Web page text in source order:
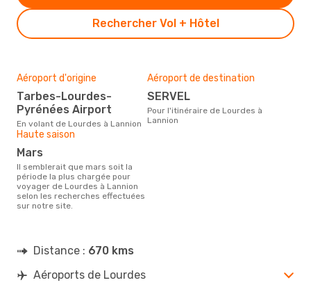
Rechercher Vol + Hôtel
Aéroport d'origine
Tarbes-Lourdes-
Pyrénées Airport
En volant de Lourdes à Lannion
Aéroport de destination
SERVEL
Pour l'itinéraire de Lourdes à
Lannion
Haute saison
mars
Il semblerait que mars soit la
période la plus chargée pour
voyager de Lourdes à Lannion
selon les recherches effectuées
sur notre site.
Distance : 670 kms
Aéroports de Lourdes